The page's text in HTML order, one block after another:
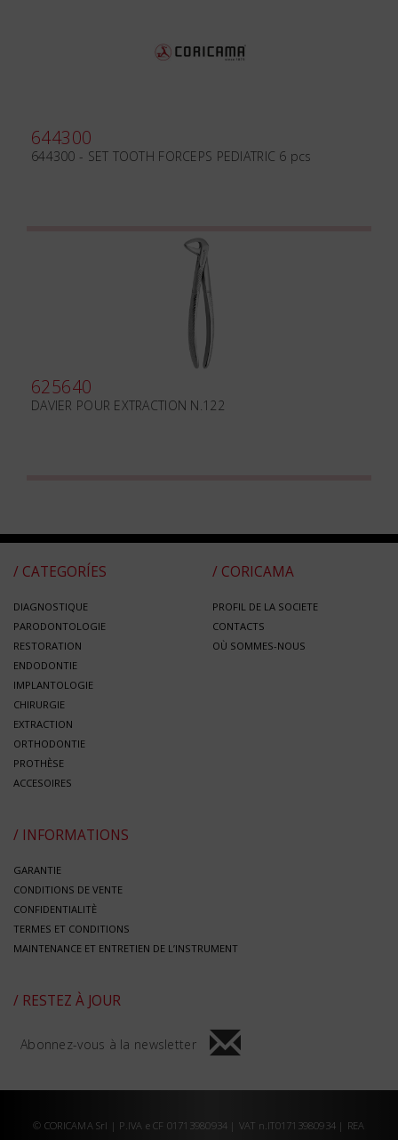
644300
644300 - SET TOOTH FORCEPS PEDIATRIC 6 pcs
625640
DAVIER POUR EXTRACTION N.122
/ CATEGORÍES
DIAGNOSTIQUE
PARODONTOLOGIE
RESTORATION
ENDODONTIE
IMPLANTOLOGIE
CHIRURGIE
EXTRACTION
ORTHODONTIE
PROTHÈSE
ACCESOIRES
/ CORICAMA
PROFIL DE LA SOCIETE
CONTACTS
OÙ SOMMES-NOUS
/ INFORMATIONS
GARANTIE
CONDITIONS DE VENTE
CONFIDENTIALITÈ
TERMES ET CONDITIONS
MAINTENANCE ET ENTRETIEN DE L’INSTRUMENT
/ RESTEZ À JOUR
Abonnez-vous à la newsletter
© CORICAMA Srl | P.IVA e CF 01713980934 | VAT n.IT01713980934 | REA